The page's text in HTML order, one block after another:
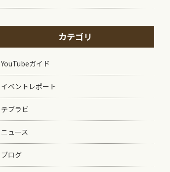
カテゴリ
YouTubeガイド
イベントレポート
テブラビ
ニュース
ブログ